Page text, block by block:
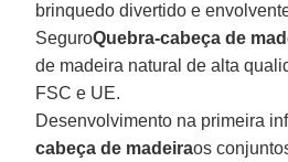
brinquedo divertido e
SeguroQuebra-cabeça de
de madeira natural de alta
FSC e UE.
Desenvolvimento na primeira
cabeça de madeiraos